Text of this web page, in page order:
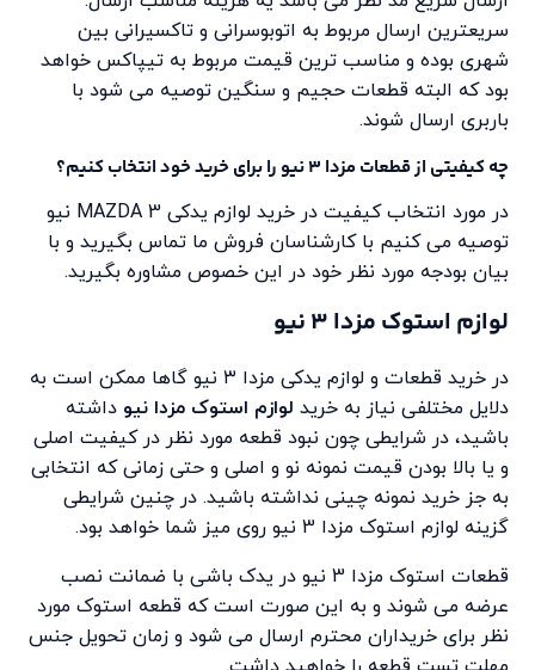
سریعترین ارسال مربوط به اتوبوسرانی و تاکسیرانی بین
شهری بوده و مناسب ترین قیمت مربوط به تیپاکس خواهد
بود که البته قطعات حجیم و سنگین توصیه می شود با
باربری ارسال شوند.
چه کیفیتی از قطعات مزدا 3 نیو را برای خرید خود انتخاب کنیم؟
در مورد انتخاب کیفیت در خرید لوازم یدکی MAZDA 3 نیو
توصیه می کنیم با کارشناسان فروش ما تماس بگیرید و با
بیان بودجه مورد نظر خود در این خصوص مشاوره بگیرید.
لوازم استوک مزدا 3 نیو
در خرید قطعات و لوازم یدکی مزدا ۳ نیو گاها ممکن است به
دلایل مختلفی نیاز به خرید لوازم استوک مزدا نیو داشته
باشید، در شرایطی چون نبود قطعه مورد نظر در کیفیت اصلی
و یا بالا بودن قیمت نمونه نو و اصلی و حتی زمانی که انتخابی
به جز خرید نمونه چینی نداشته باشید. در چنین شرایطی
گزینه لوازم استوک مزدا 3 نیو روی میز شما خواهد بود.
قطعات استوک مزدا 3 نیو در یدک باشی با ضمانت نصب
عرضه می شوند و به این صورت است که قطعه استوک مورد
نظر برای خریداران محترم ارسال می شود و زمان تحویل جنس